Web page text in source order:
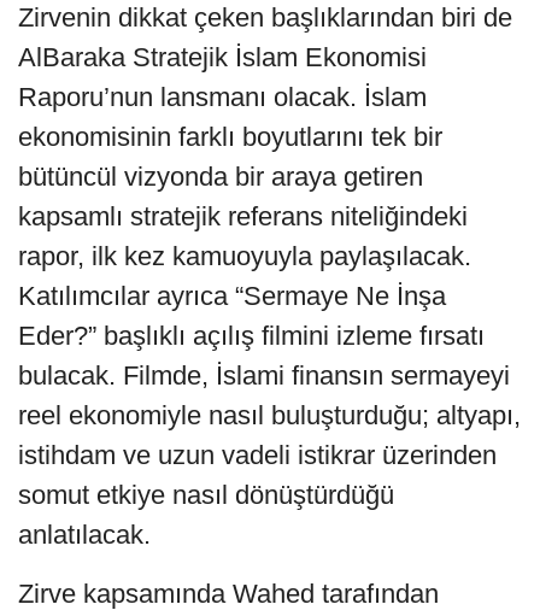
Zirvenin dikkat çeken başlıklarından biri de
AlBaraka Stratejik İslam Ekonomisi
Raporu’nun lansmanı olacak. İslam
ekonomisinin farklı boyutlarını tek bir
bütüncül vizyonda bir araya getiren
kapsamlı stratejik referans niteliğindeki
rapor, ilk kez kamuoyuyla paylaşılacak.
Katılımcılar ayrıca “Sermaye Ne İnşa
Eder?” başlıklı açılış filmini izleme fırsatı
bulacak. Filmde, İslami finansın sermayeyi
reel ekonomiyle nasıl buluşturduğu; altyapı,
istihdam ve uzun vadeli istikrar üzerinden
somut etkiye nasıl dönüştürdüğü
anlatılacak.
Zirve kapsamında Wahed tarafından